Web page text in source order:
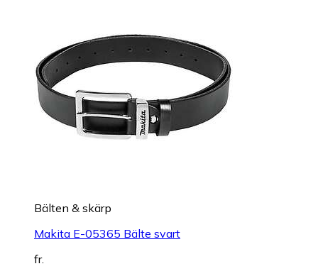
Bälten & skärp
Makita E-05365 Bälte svart
fr.